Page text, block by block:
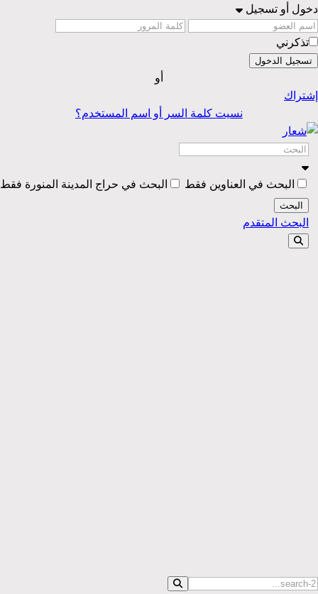
دخول أو تسجيل
تذكرني
تسجيل الدخول
أو
إشتراك
نسيت كلمة السر أو اسم المستخدم؟
البحث في العناوين فقط البحث في حراج المدينة المنورة فقط
البحث
البحث المتقدم